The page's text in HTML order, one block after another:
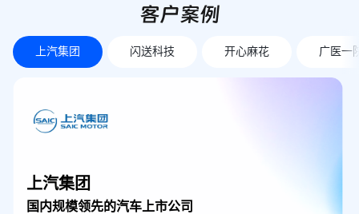
客户案例
上汽集团 闪送科技 开心麻花 广医一
上汽集团
国内规模领先的汽车上市公司